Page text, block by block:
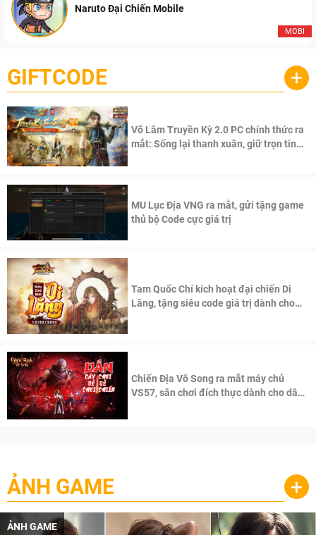
MOBI
Naruto Đại Chiến Mobile
GIFTCODE +
Võ Lâm Truyền Kỳ 2.0 PC chính thức ra
mắt: Sống lại thanh xuân, giữ trọn tinh
MU Lục Địa VNG ra mắt, gửi tặng game
thủ bộ Code cực giá trị
Tam Quốc Chí kích hoạt đại chiến Di
Lăng, tặng siêu code giá trị dành cho
Chiến Địa Vô Song ra mắt máy chủ
VS57, sân chơi đích thực dành cho dân
ẢNH GAME +
ẢNH GAME